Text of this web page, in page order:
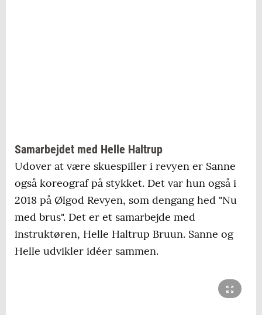
Samarbejdet med Helle Haltrup
Udover at være skuespiller i revyen er Sanne
også koreograf på stykket. Det var hun også i
2018 på Ølgod Revyen, som dengang hed "Nu
med brus". Det er et samarbejde med
instruktøren, Helle Haltrup Bruun. Sanne og
Helle udvikler idéer sammen.